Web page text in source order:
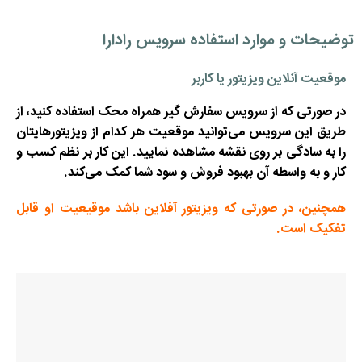
توضیحات و موارد استفاده سرویس رادارا
موقعیت آنلاین ویزیتور یا کاربر
در صورتی که از سرویس سفارش گیر همراه محک استفاده کنید، از
طریق این سرویس می‌توانید موقعیت هر کدام از ویزیتورهایتان
را به سادگی بر روی نقشه مشاهده نمایید. این کار بر نظم کسب و
کار و به واسطه آن بهبود فروش و سود شما کمک می‌کند.
همچنین، در صورتی که ویزیتور آفلاین باشد موقیعیت او قابل
تفکیک است.